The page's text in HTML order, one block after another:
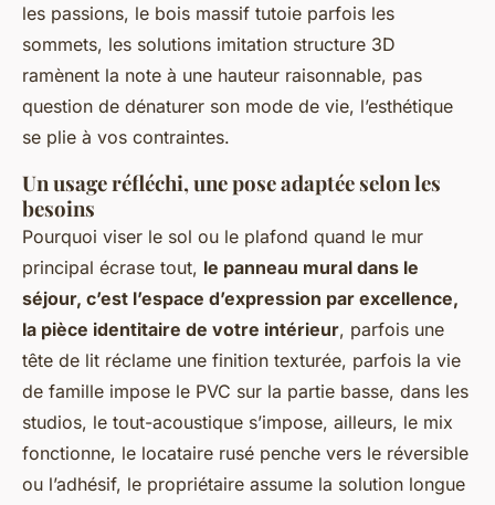
les passions, le bois massif tutoie parfois les
sommets, les solutions imitation structure 3D
ramènent la note à une hauteur raisonnable, pas
question de dénaturer son mode de vie, l’esthétique
se plie à vos contraintes.
Un usage réfléchi, une pose adaptée selon les
besoins
Pourquoi viser le sol ou le plafond quand le mur
principal écrase tout, le panneau mural dans le
séjour, c’est l’espace d’expression par excellence,
la pièce identitaire de votre intérieur, parfois une
tête de lit réclame une finition texturée, parfois la vie
de famille impose le PVC sur la partie basse, dans les
studios, le tout-acoustique s’impose, ailleurs, le mix
fonctionne, le locataire rusé penche vers le réversible
ou l’adhésif, le propriétaire assume la solution longue